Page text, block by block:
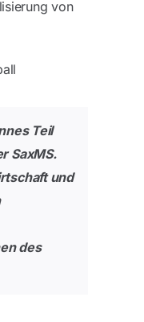
von
Teil
SaxMS.
und
des